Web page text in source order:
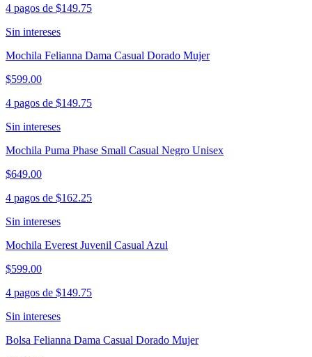
4 pagos de $149.75
Sin intereses
Mochila Felianna Dama Casual Dorado Mujer
$599.00
4 pagos de $149.75
Sin intereses
Mochila Puma Phase Small Casual Negro Unisex
$649.00
4 pagos de $162.25
Sin intereses
Mochila Everest Juvenil Casual Azul
$599.00
4 pagos de $149.75
Sin intereses
Bolsa Felianna Dama Casual Dorado Mujer